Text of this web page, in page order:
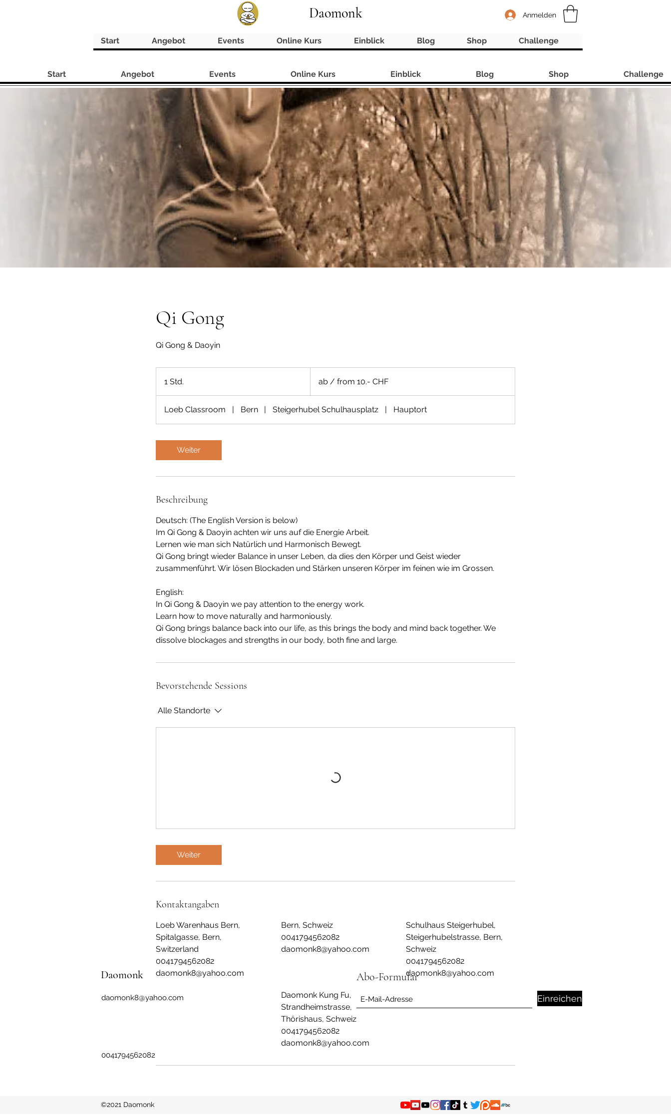
Daomonk Anmelden
Start Angebot Events Online Kurs Einblick Blog Shop Challenge
Qi Gong
Qi Gong & Daoyin
1 Std.
S
fromab / from 10.- CHF
Loeb Classroom | Bern | Steigerhubel Schulhausplatz | Hauptort
Weiter
Beschreibung
Deutsch: (The English Version is below)
Im Qi Gong & Daoyin achten wir uns auf die Energie Arbeit.
Lernen wie man sich Natürlich und Harmonisch Bewegt.
Qi Gong bringt wieder Balance in unser Leben, da dies den Körper und Geist wieder
zusammenführt. Wir lösen Blockaden und Stärken unseren Körper im feinen wie im Grossen.
English:
In Qi Gong & Daoyin we pay attention to the energy work.
Learn how to move naturally and harmoniously.
Qi Gong brings balance back into our life, as this brings the body and mind back together. We
dissolve blockages and strengths in our body, both fine and large.
Bevorstehende Sessions
Alle Standorte
Weiter
Kontaktangaben
Loeb Warenhaus Bern,
Spitalgasse, Bern,
Switzerland
0041794562082
daomonk8@yahoo.com
Bern, Schweiz
0041794562082
daomonk8@yahoo.com
Schulhaus Steigerhubel,
Steigerhubelstrasse, Bern,
Schweiz
0041794562082
daomonk8@yahoo.com
Daomonk Kung Fu,
Strandheimstrasse,
Thörishaus, Schweiz
0041794562082
daomonk8@yahoo.com
Start Angebot Events Online Kurs Einblick Blog Shop Challenge
Daomonk
daomonk8@yahoo.com
Abo-Formular
Einreichen
0041794562082
©2021 Daomonk